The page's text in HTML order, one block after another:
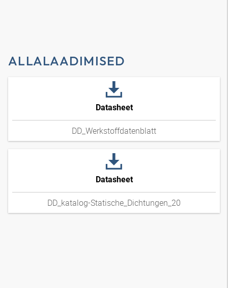
ALLALAADIMISED
Datasheet
DD_Werkstoffdatenblatt
Datasheet
DD_katalog-Statische_Dichtungen_20